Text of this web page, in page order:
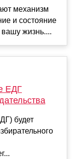
механизм
и состояние
вашу жизнь....
ЕДГ
будет